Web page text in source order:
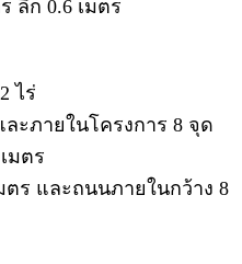
ลึก 0.6 เมตร
ไร่
ละภายในโครงการ 8 จุด
มตร
ตร และถนนภายในกว้าง 8